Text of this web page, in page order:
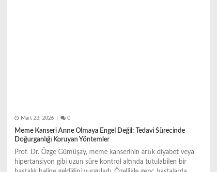
Mart 23, 2026 0
Meme Kanseri Anne Olmaya Engel Değil: Tedavi Sürecinde
Doğurganlığı Koruyan Yöntemler
Prof. Dr. Özge Gümüşay, meme kanserinin artık diyabet veya
hipertansiyon gibi uzun süre kontrol altında tutulabilen bir